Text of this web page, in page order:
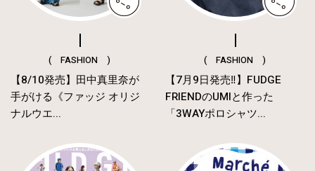
( FASHION )
【8/10発売】田中真里奈が
手がける《ファッジ オリジ
ナルウエ...
( FASHION )
【7月9日発売‼︎】FUDGE
FRIENDのUMIと作った
「3WAYポロシャツ...